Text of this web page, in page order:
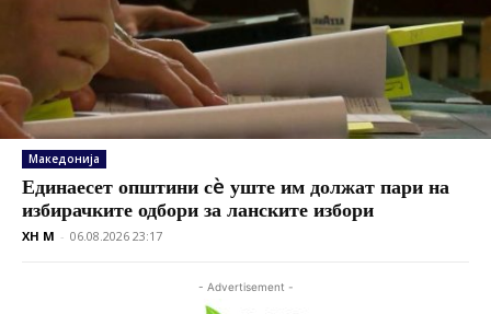
Македонија
Единаесет општини сè уште им должат пари на
избирачките одбори за ланските избори
XH M - 06.08.2026 23:17
- Advertisement -